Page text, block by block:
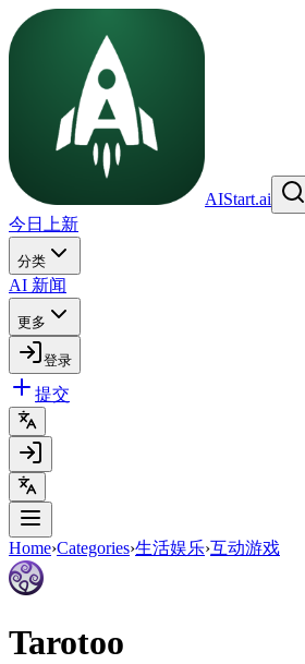
AIStart.ai
今日上新
分类
AI 新闻
更多
登录
提交
Home›Categories›生活娱乐›互动游戏
Tarotoo